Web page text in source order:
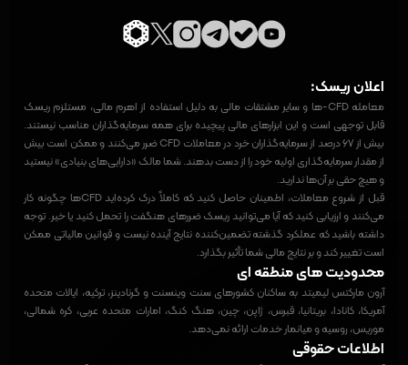
اعلان ریسک:
معامله CFD-ها و سایر مشتقات مالی به دلیل استفاده از اهرم مالی، مستلزم ریسک
قابل توجهی است و این ابزارهای مالی پیچیده برای همه سرمایه‌گذاران مناسب نیستند.
بیش از ۶۷ درصد از سرمایه‌گذاران خرد در معاملات CFD ضرر می‌کنند و ممکن است بیش
از مقدار سرمایه‌گذاری اولیه خود را از دست بدهند. شما مالک «دارایی‌های بنیادی» نیستید
و هیچ حقی بر آن‌ها ندارید.
قبل از شروع معاملات، اطمینان حاصل کنید که کاملاً درک کرده‌اید CFDها چگونه کار
می‌کنند و ارزیابی کنید که آیا می‌توانید ریسک ضررهای هنگفت را تحمل کنید یا خیر. توجه
داشته باشید که عملکرد گذشته تضمین‌کننده نتایج آینده نیست و قوانین مالیاتی ممکن
است تغییر کند و بر نتایج مالی شما تأثیر بگذارد.
محدودیت های منطقه ای
آرون مارکتس لیمیتد به ساکنان کشورهای سنت وینسنت و گرنادینز، ترکیه، ایالات متحده
آمریکا، کانادا، بریتانیا، قبرس، ژاپن، چین، هنگ کنگ، امارات متحده عربی، کره شمالی،
موریس، روسیه و میانمار خدمات ارائه نمی‌دهد.
اطلاعات حقوقی